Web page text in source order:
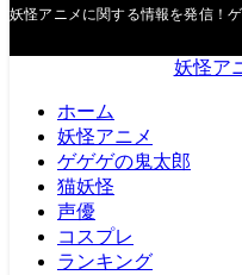
妖怪アニメに関する情報を発信！
妖怪ア
ホーム
妖怪アニメ
ゲゲゲの鬼太郎
猫妖怪
声優
コスプレ
ランキング